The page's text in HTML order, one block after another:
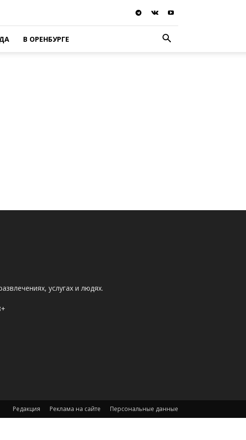
В ОРЕНБУРГЕ
услугах и людях.
Редакция Реклама на сайте Персональные данные